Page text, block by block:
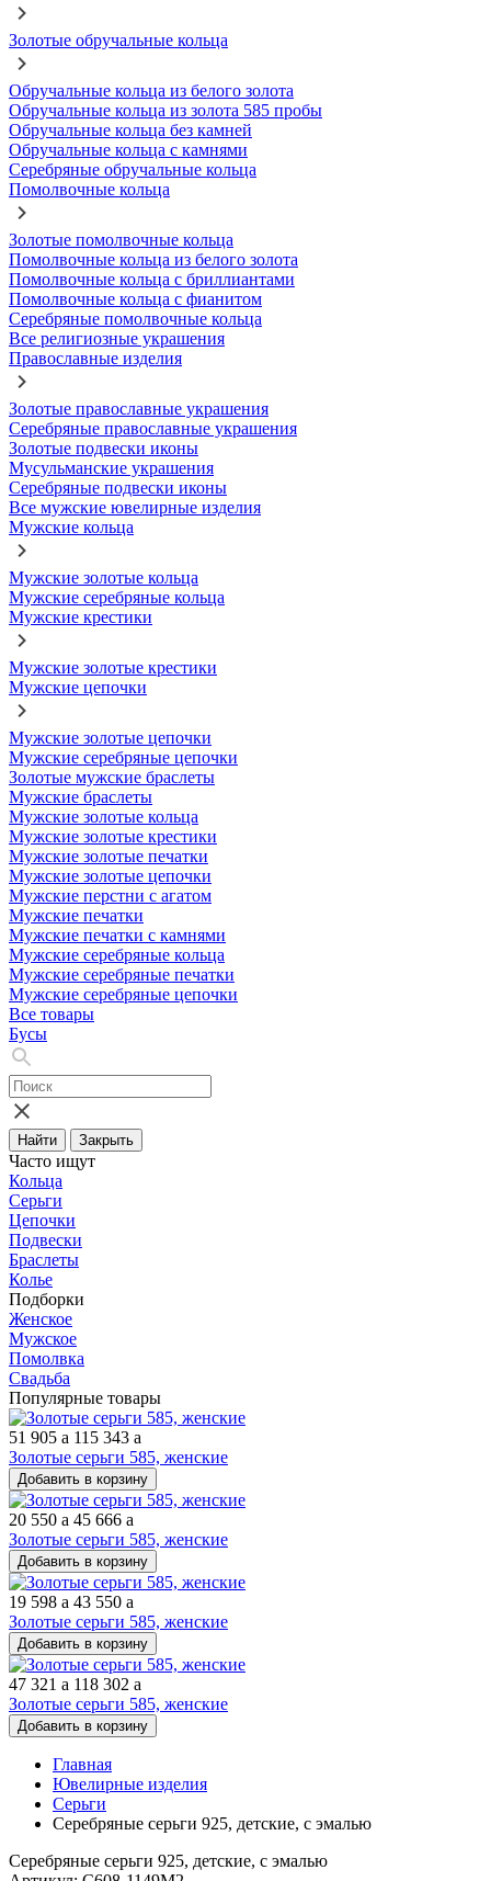
Золотые обручальные кольца
Обручальные кольца из белого золота
Обручальные кольца из золота 585 пробы
Обручальные кольца без камней
Обручальные кольца с камнями
Серебряные обручальные кольца
Помолвочные кольца
Золотые помолвочные кольца
Помолвочные кольца из белого золота
Помолвочные кольца с бриллиантами
Помолвочные кольца с фианитом
Серебряные помолвочные кольца
Все религиозные украшения
Православные изделия
Золотые православные украшения
Серебряные православные украшения
Золотые подвески иконы
Мусульманские украшения
Серебряные подвески иконы
Все мужские ювелирные изделия
Мужские кольца
Мужские золотые кольца
Мужские серебряные кольца
Мужские крестики
Мужские золотые крестики
Мужские цепочки
Мужские золотые цепочки
Мужские серебряные цепочки
Золотые мужские браслеты
Мужские браслеты
Мужские золотые кольца
Мужские золотые крестики
Мужские золотые печатки
Мужские золотые цепочки
Мужские перстни с агатом
Мужские печатки
Мужские печатки с камнями
Мужские серебряные кольца
Мужские серебряные печатки
Мужские серебряные цепочки
Все товары
Бусы
Найти Закрыть
Часто ищут
Кольца
Серьги
Цепочки
Подвески
Браслеты
Колье
Подборки
Женское
Мужское
Помолвка
Свадьба
Популярные товары
51 905 a 115 343 a
Золотые серьги 585, женские
Добавить в корзину
20 550 a 45 666 a
Золотые серьги 585, женские
Добавить в корзину
19 598 a 43 550 a
Золотые серьги 585, женские
Добавить в корзину
47 321 a 118 302 a
Золотые серьги 585, женские
Добавить в корзину
Главная
Ювелирные изделия
Серьги
Серебряные серьги 925, детские, с эмалью
Серебряные серьги 925, детские, с эмалью